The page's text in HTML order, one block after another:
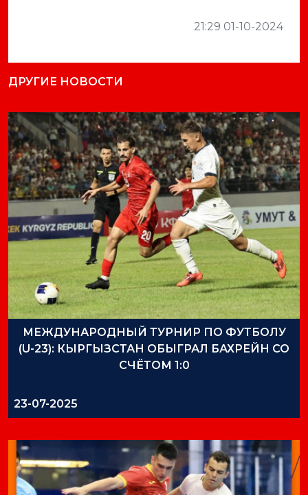
21:29 01-10-2024
ДРУГИЕ НОВОСТИ
МЕЖДУНАРОДНЫЙ ТУРНИР ПО ФУТБОЛУ
(U-23): КЫРГЫЗСТАН ОБЫГРАЛ БАХРЕЙН СО
СЧЁТОМ 1:0
23-07-2025